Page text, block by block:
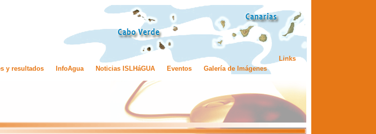
y resultados InfoAgua Noticias ISLHáGUA Eventos Galería de Imágenes
Links